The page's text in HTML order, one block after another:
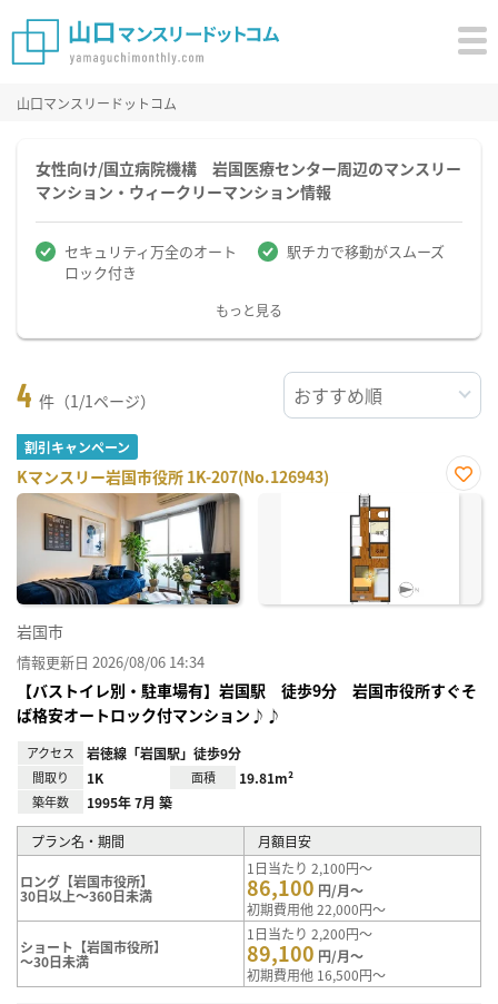
山口マンスリードットコム
女性向け/国立病院機構 岩国医療センター周辺のマンスリー
マンション・ウィークリーマンション情報
セキュリティ万全のオート
ロック付き
駅チカで移動がスムーズ
もっと見る
4 件（1/1ページ）
割引キャンペーン
Kマンスリー岩国市役所 1K-207(No.126943)
お気
岩国市
情報更新日 2026/08/06 14:34
【バストイレ別・駐車場有】岩国駅 徒歩9分 岩国市役所すぐそ
ば格安オートロック付マンション♪♪
アクセス 岩徳線「岩国駅」徒歩9分
間取り 1K 面積 19.81m²
築年数 1995年 7月 築
プラン名・期間 月額目安
ロング【岩国市役所】
30日以上～360日未満
1日当たり 2,100円～
86,100 円/月～
初期費用他 22,000円～
ショート【岩国市役所】
～30日未満
1日当たり 2,200円～
89,100 円/月～
初期費用他 16,500円～